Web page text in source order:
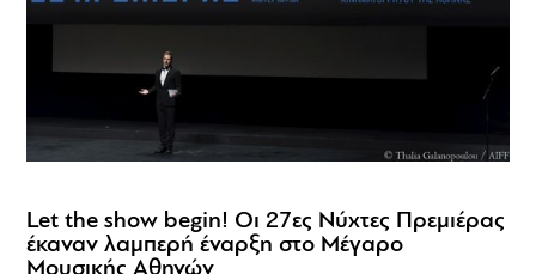
Let the show begin! Οι 27ες Νύχτες Πρεμιέρας
έκαναν λαμπερή έναρξη στο Μέγαρο